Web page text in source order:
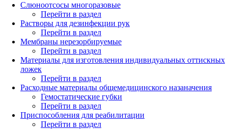
Слюноотсосы многоразовые
Перейти в раздел
Растворы для дезинфекции рук
Перейти в раздел
Мембраны нерезорбируемые
Перейти в раздел
Материалы для изготовления индивидуальных оттискных
ложек
Перейти в раздел
Расходные материалы общемедицинского назаначения
Гемостатические губки
Перейти в раздел
Приспособления для реабилитации
Перейти в раздел